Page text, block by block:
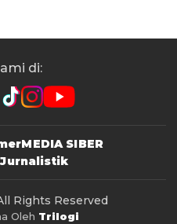
di:
MEDIA SIBER
Rights Reserved
Oleh Trilogi